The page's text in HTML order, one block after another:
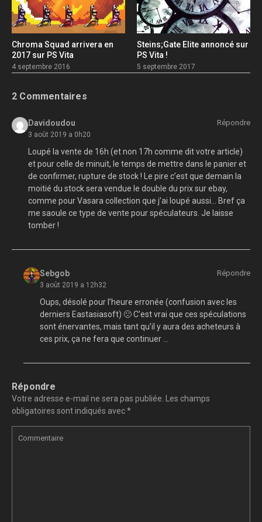
Chroma Squad arrivera en
2017 sur PS Vita
4 septembre 2016
Steins;Gate Elite annoncé sur
PS Vita !
5 septembre 2017
2 Commentaires
Davidoudou
3 août 2019 a 0h20
Répondre
Loupé la vente de 16h (et non 17h comme dit votre article)
et pour celle de minuit, le temps de mettre dans le panier et
de confirmer, rupture de stock ! Le pire c’est que demain la
moitié du stock sera vendue le double du prix sur ebay,
comme pour Vasara collection que j’ai loupé aussi… Bref ça
me saoule ce type de vente pour spéculateurs. Je laisse
tomber !
Sebgob
3 août 2019 a 12h32
Répondre
Oups, désolé pour l’heure erronée (confusion avec les
derniers Eastasiasoft) 🙁 C’est vrai que ces spéculations
sont énervantes, mais tant qu’il y aura des acheteurs à
ces prix, ça ne fera que continuer …
Répondre
Votre adresse e-mail ne sera pas publiée. Les champs
obligatoires sont indiqués avec*